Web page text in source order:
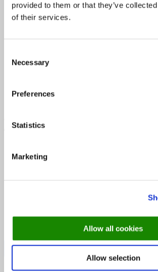
provided to them or that they’ve
of their services.
Selection
Necessary
Preferences
Statistics
Marketing
Allow all cookies
Allow selection
Couloir burger med fritter – kan fås
Dagens ret – se vores hjemmeside
Kalvefilet med fritter, bearnaise og
friske asparges- toppet med
vegetarisk
Prisen pr. ret følger deres menukort
billetgebyr
kr. 25,-
Bestil takeaway fra Couloir ➤